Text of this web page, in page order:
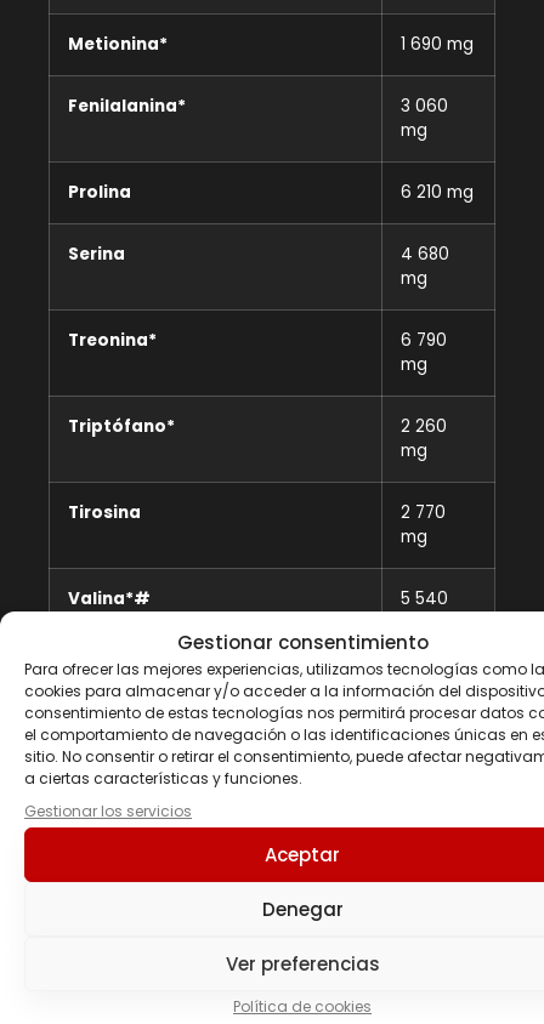
Gestionar consentimiento
Para ofrecer las mejores experiencias, utilizamos tecnologías como
cookies para almacenar y/o acceder a la información del
consentimiento de estas tecnologías nos permitirá procesar datos
el comportamiento de navegación o las identificaciones únicas en
sitio. No consentir o retirar el consentimiento, puede afectar
a ciertas características y funciones.
Gestionar los servicios
Aceptar
Denegar
Ver preferencias
Política de cookies
Metionina* 1 690 mg
Fenilalanina*
3 060
mg
Prolina 6 210 mg
Serina
4 680
mg
Treonina*
6 790
mg
Triptófano*
2 260
mg
Tirosina
2 770
mg
Valina*#
5 540
* Aminoácidos esenciales
# BCAA
**Valores de glutamina basados en el contenido
Suero de LECHE desgrasado, maltodextrina,
dextrosa, concentrado de proteína de suero de